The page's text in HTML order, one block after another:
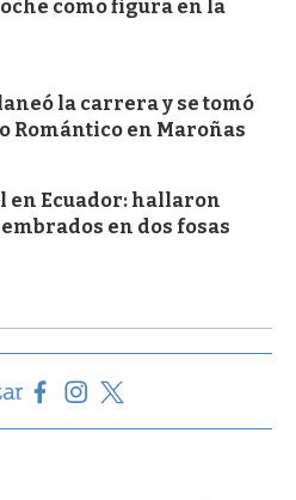
como figura en la
la carrera y se tomó
Romántico en Maroñas
Ecuador: hallaron
en dos fosas